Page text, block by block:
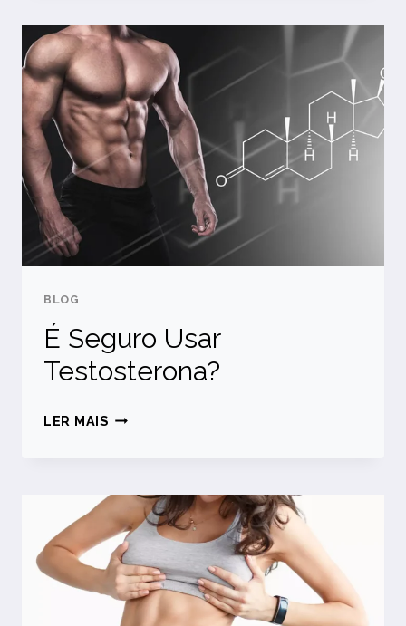
O
PRIMOBOLAN
COMO
USAR?
BLOG
É Seguro Usar
Testosterona?
LER MAISÉ
TESTOSTERONA?